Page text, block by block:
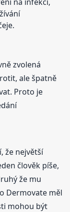
zvolená
ale špatně
Proto je
že největší
člověk píše,
že mu
Dermovate měl
mohou být